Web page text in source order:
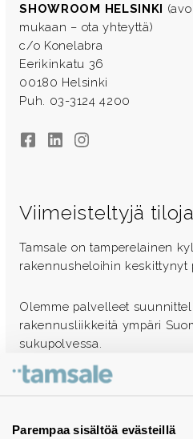
Parempaa sisältöä evästeillä
SHOWROOM HELSINKI
mukaan – ota yhteyttä)
c/o Konelabra
Eerikinkatu 36
00180 Helsinki
Puh. 03-3124 4200
FacebookLinkedInInstagram
Viimeisteltyjä tiloja
Tamsale on tamperelainen
rakennusheloihin keskittynyt
Olemme palvelleet
rakennusliikkeitä ympäri
sukupolvessa.
Ota yhteyttä - autamme
Tuotekuvastot